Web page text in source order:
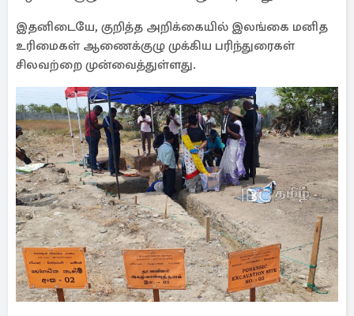
இதனிடையே, குறித்த அறிக்கையில் இலங்கை மனித
உரிமைகள் ஆணைக்குழு முக்கிய பரிந்துரைகள்
சிலவற்றை முன்வைத்துள்ளது.